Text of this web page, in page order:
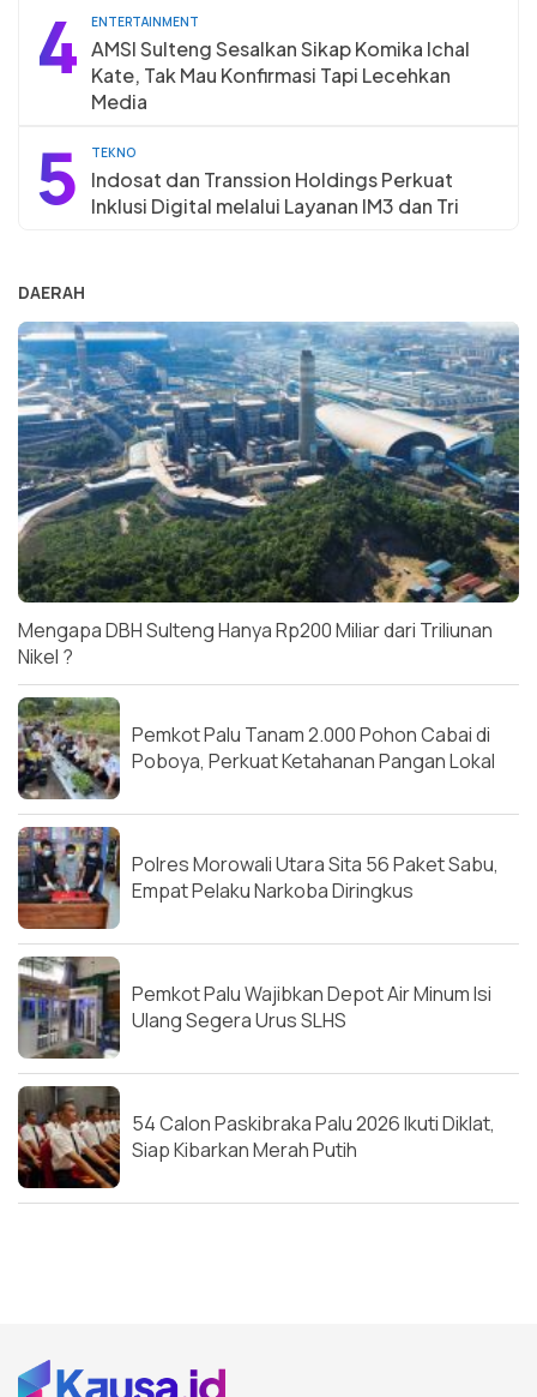
4 ENTERTAINMENT
AMSI Sulteng Sesalkan Sikap Komika Ichal
Kate, Tak Mau Konfirmasi Tapi Lecehkan
Media
5 TEKNO
Indosat dan Transsion Holdings Perkuat
Inklusi Digital melalui Layanan IM3 dan Tri
DAERAH
Mengapa DBH Sulteng Hanya Rp200 Miliar dari Triliunan
Nikel ?
Pemkot Palu Tanam 2.000 Pohon Cabai di
Poboya, Perkuat Ketahanan Pangan Lokal
Polres Morowali Utara Sita 56 Paket Sabu,
Empat Pelaku Narkoba Diringkus
Pemkot Palu Wajibkan Depot Air Minum Isi
Ulang Segera Urus SLHS
54 Calon Paskibraka Palu 2026 Ikuti Diklat,
Siap Kibarkan Merah Putih